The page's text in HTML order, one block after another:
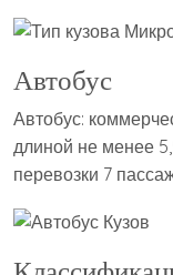
Автобус
Автобус:
длиной не менее
перевозки 7